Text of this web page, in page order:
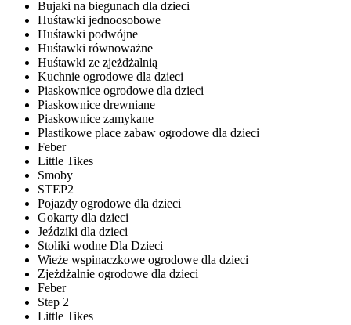
Bujaki na biegunach dla dzieci
Huśtawki jednoosobowe
Huśtawki podwójne
Huśtawki równoważne
Huśtawki ze zjeżdżalnią
Kuchnie ogrodowe dla dzieci
Piaskownice ogrodowe dla dzieci
Piaskownice drewniane
Piaskownice zamykane
Plastikowe place zabaw ogrodowe dla dzieci
Feber
Little Tikes
Smoby
STEP2
Pojazdy ogrodowe dla dzieci
Gokarty dla dzieci
Jeździki dla dzieci
Stoliki wodne Dla Dzieci
Wieże wspinaczkowe ogrodowe dla dzieci
Zjeżdżalnie ogrodowe dla dzieci
Feber
Step 2
Little Tikes